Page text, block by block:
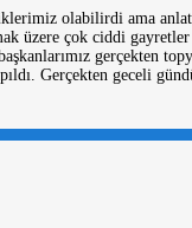
olabilirdi ama
üzere çok ciddi
gerçekten
Gerçekten geceli